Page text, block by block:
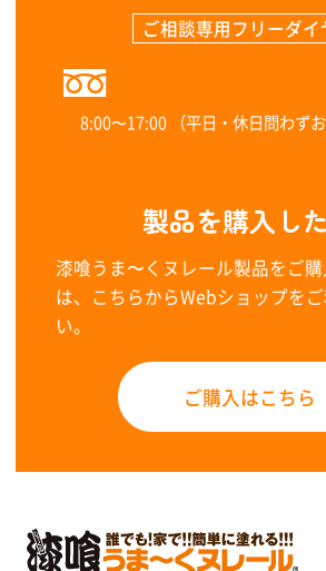
ご相談専用フリーダイ
0120-
8:00〜17:00 （平日・休日問わずお
製品を購入し
漆喰うま〜くヌレール製品をご
は、こちらからWebショップを
い。
ご購入はこちら